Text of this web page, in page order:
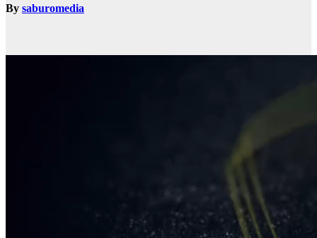
By saburomedia